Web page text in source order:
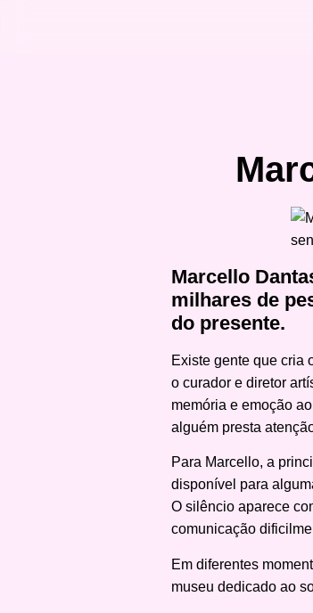
Marcello
milhares de
do presente.
Existe gente que cria
o curador e diretor
memória e emoção
alguém presta
Para Marcello, a
disponível para
O silêncio aparece
comunicação
Em diferentes
museu dedicado ao